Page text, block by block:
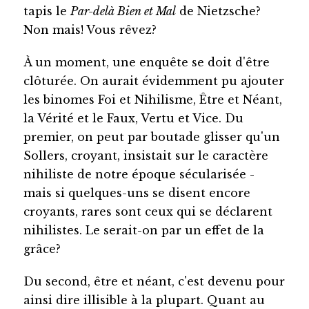
tapis le Par-delà Bien et Malde Nietzsche?
Non mais! Vous rêvez?
À un moment, une enquête se doit d'être
clôturée. On aurait évidemment pu ajouter
les binomes Foi et Nihilisme, Être et Néant,
la Vérité et le Faux, Vertu et Vice. Du
premier, on peut par boutade glisser qu'un
Sollers, croyant, insistait sur le caractère
nihiliste de notre époque sécularisée -
mais si quelques-uns se disent encore
croyants, rares sont ceux qui se déclarent
nihilistes. Le serait-on par un effet de la
grâce?
Du second, être et néant, c'est devenu pour
ainsi dire illisible à la plupart. Quant au